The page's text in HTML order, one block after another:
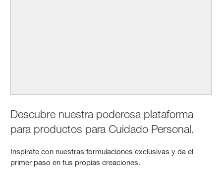
Descubre nuestra poderosa plataforma
para productos para Cuidado Personal.
Inspírate con nuestras formulaciones exclusivas y da el
primer paso en tus propias creaciones.